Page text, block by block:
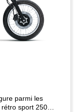
parmi les
sport 250